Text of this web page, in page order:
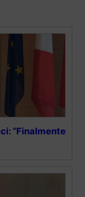
“Finalmente